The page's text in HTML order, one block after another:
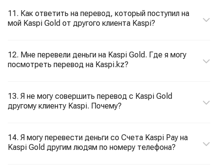
11. Как ответить на перевод, который поступил на
мой Kaspi Gold от другого клиента Kaspi?
12. Мне перевели деньги на Kaspi Gold. Где я могу
посмотреть перевод на Kaspi.kz?
13. Я не могу совершить перевод с Kaspi Gold
другому клиенту Kaspi. Почему?
14. Я могу перевести деньги со Счета Kaspi Pay на
Kaspi Gold другим людям по номеру телефона?